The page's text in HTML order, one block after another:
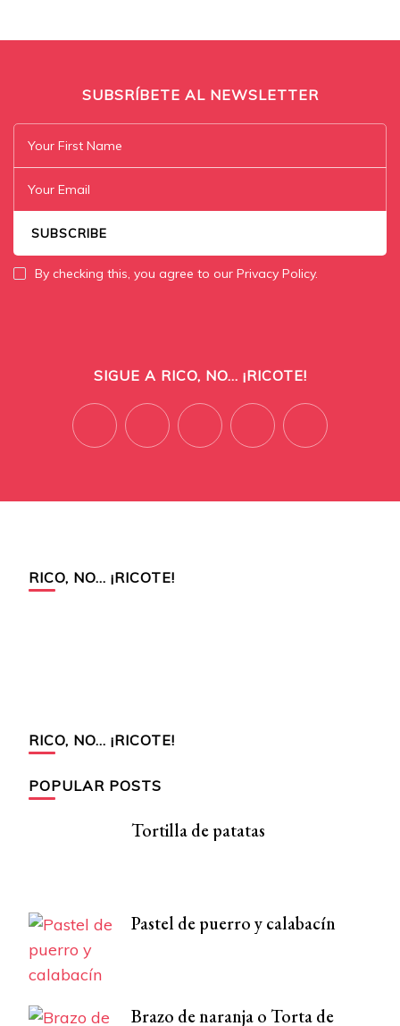
SUBSRÍBETE AL NEWSLETTER
By checking this, you agree to our Privacy Policy.
SIGUE A RICO, NO... ¡RICOTE!
RICO, NO… ¡RICOTE!
RICO, NO… ¡RICOTE!
POPULAR POSTS
Tortilla de patatas
Pastel de puerro y calabacín
Brazo de naranja o Torta de